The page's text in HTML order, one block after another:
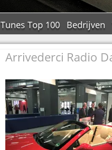
Tunes Top 100 Bedrijven
Arrivederci Radio